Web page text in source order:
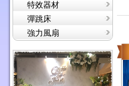
特效器材
彈跳床
強力風扇